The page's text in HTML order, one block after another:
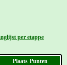
per etappe
Plaats Punten